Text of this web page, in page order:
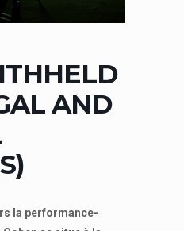
AND
la performance-